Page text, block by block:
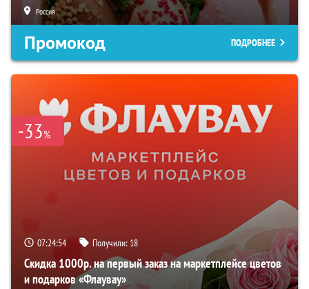
Россия
Промокод ПОДРОБНЕЕ
-33%
07:24:54 Получили: 18
Скидка 1000р. на первый заказ на маркетплейсе цветов
и подарков «Флаувау»